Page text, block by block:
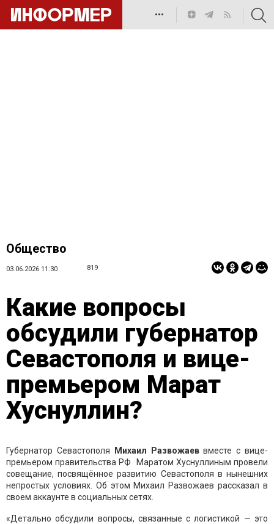
•••
Общество
03.06.2026 11:30 819
Какие вопросы
обсудили губернатор
Севастополя и вице-
премьером Марат
Хуснуллин?
Губернатор Севастополя Михаил Развожаеввместе с вице-
премьером правительства РФ Маратом Хуснуллиным провели
совещание, посвящённое развитию Севастополя в нынешних
непростых условиях. Об этом Михаил Развожаев рассказал в
своем аккаунте в социальных сетях.
«Детально обсудили вопросы, связанные с логистикой — это